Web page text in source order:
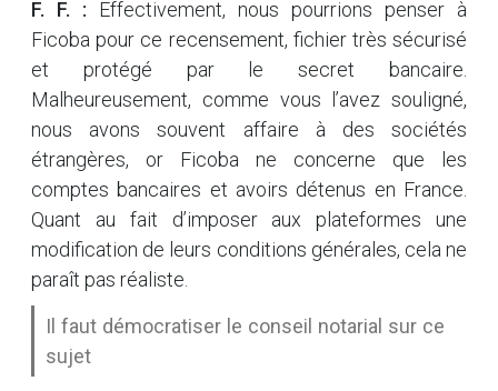
F. F. : Effectivement, nous pourrions penser à
Ficoba pour ce recensement, fichier très sécurisé
et protégé par le secret bancaire.
Malheureusement, comme vous l’avez souligné,
nous avons souvent affaire à des sociétés
étrangères, or Ficoba ne concerne que les
comptes bancaires et avoirs détenus en France.
Quant au fait d’imposer aux plateformes une
modification de leurs conditions générales, cela ne
paraît pas réaliste.
Il faut démocratiser le conseil notarial sur ce
sujet